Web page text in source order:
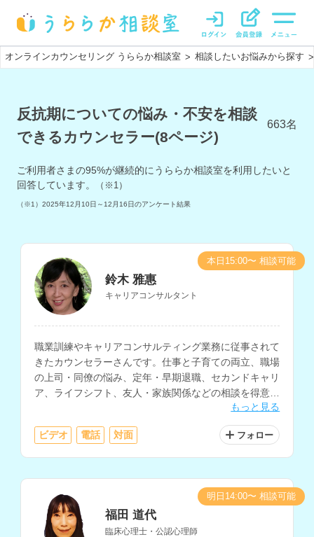
オンラインカウンセリング うららか相談室 > 相談したいお悩みから探す >
反抗期についての悩み・不安を相談
できるカウンセラー(8ページ)
663名
ご利用者さまの95%が継続的にうららか相談室を利用したいと
回答しています。
（※1）
（※1） 2025年12月10日～12月16日のアンケート結果
鈴木 雅惠
キャリアコンサルタント
職業訓練やキャリアコンサルティング業務に従事されて
きたカウンセラーさんです。仕事と子育ての両立、職場
の上司・同僚の悩み、定年・早期退職、セカンドキャリ
ア、ライフシフト、友人・家族関係などの相談を得意と
もっと見る
ビデオ 電話 対面 フォロー
本日15:00〜 相談可能
福田 道代
臨床心理士・公認心理師
明日14:00〜 相談可能